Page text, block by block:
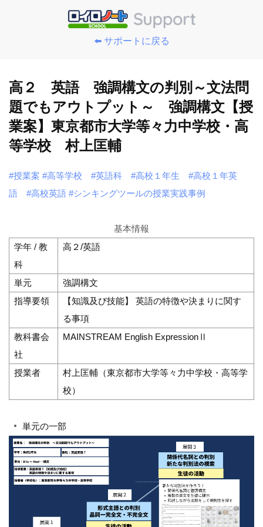
⬅️ サポートに戻る
高２ 英語 強調構文の判別～文法問
題でもアウトプット～ 強調構文【授
業案】東京都市大学等々力中学校・高
等学校 村上匡輔
#授業案 #高等学校 #英語科 #高校１年生
#高校１年英
語
#高校英語 #シンキングツールの授業実践事例
基本情報
学年 / 教
科
高２/英語
単元
強調構文
指導要領
【知識及び技能】 英語の特徴や決まりに関す
る事項
教科書会
社
MAINSTREAM English ExpressionⅡ
授業者
村上匡輔（東京都市大学等々力中学校・高等学
校）
単元の一部